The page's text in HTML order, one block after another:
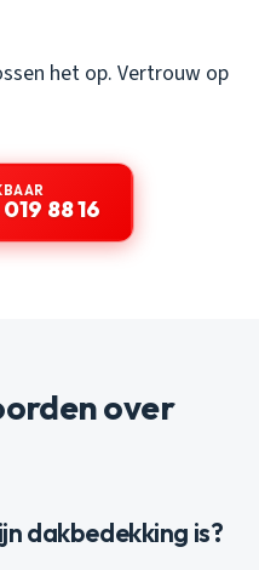
het op. Vertrouw op
88 16
over
dakbedekking is?